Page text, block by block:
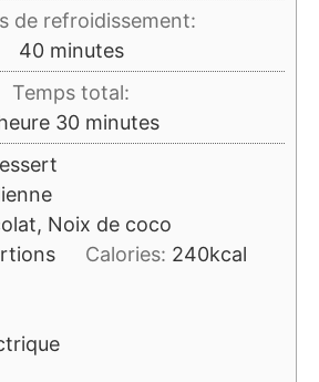
de refroidissement:
40minutes
minutes
Temps total:
30minutes
minutes
Noix de coco
Calories: 240kcal